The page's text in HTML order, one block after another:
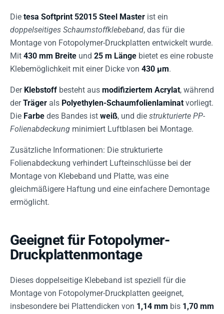
Die tesa Softprint 52015 Steel Master ist ein
doppelseitiges Schaumstoffklebeband, das für die
Montage von Fotopolymer-Druckplatten entwickelt wurde.
Mit 430 mm Breite und 25 m Länge bietet es eine robuste
Klebemöglichkeit mit einer Dicke von 430 µm.
Der Klebstoff besteht aus modifiziertem Acrylat, während
derTräger als Polyethylen-Schaumfolienlaminat vorliegt.
Die Farbe des Bandes ist weiß, und die strukturierte PP-
Folienabdeckung minimiert Luftblasen bei Montage.
Zusätzliche Informationen: Die strukturierte
Folienabdeckung verhindert Lufteinschlüsse bei der
Montage von Klebeband und Platte, was eine
gleichmäßigere Haftung und eine einfachere Demontage
ermöglicht.
Geeignet für Fotopolymer-
Druckplattenmontage
Dieses doppelseitige Klebeband ist speziell für die
Montage von Fotopolymer-Druckplatten geeignet,
insbesondere bei Plattendicken von 1,14 mm bis 1,70 mm